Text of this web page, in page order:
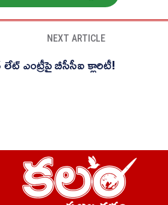
NEXT ARTICLE
ఎంట్రీపై బీసీసీఐ క్లారిటీ!